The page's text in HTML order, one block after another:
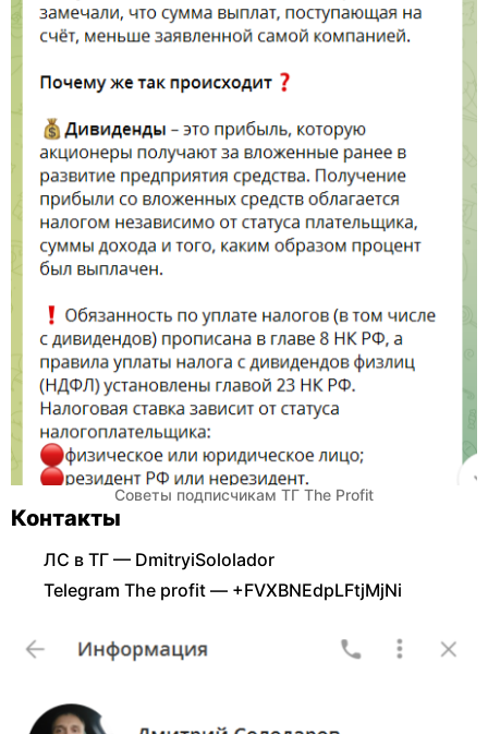
Советы подписчикам ТГ The Profit
Контакты
ЛС в ТГ — DmitryiSololador
Telegram The profit — +FVXBNEdpLFtjMjNi